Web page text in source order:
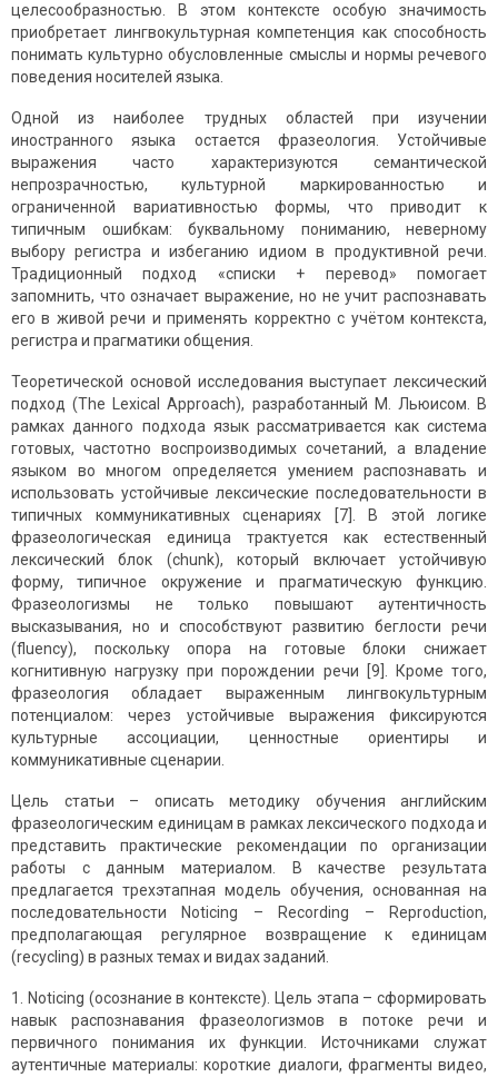
целесообразностью. В этом контексте особую значимость
приобретает лингвокультурная компетенция как способность
понимать культурно обусловленные смыслы и нормы речевого
поведения носителей языка.
Одной из наиболее трудных областей при изучении
иностранного языка остается фразеология. Устойчивые
выражения часто характеризуются семантической
непрозрачностью, культурной маркированностью и
ограниченной вариативностью формы, что приводит к
типичным ошибкам: буквальному пониманию, неверному
выбору регистра и избеганию идиом в продуктивной речи.
Традиционный подход «списки + перевод» помогает
запомнить, что означает выражение, но не учит распознавать
его в живой речи и применять корректно с учётом контекста,
регистра и прагматики общения.
Теоретической основой исследования выступает лексический
подход (The Lexical Approach), разработанный М. Льюисом. В
рамках данного подхода язык рассматривается как система
готовых, частотно воспроизводимых сочетаний, а владение
языком во многом определяется умением распознавать и
использовать устойчивые лексические последовательности в
типичных коммуникативных сценариях [7]. В этой логике
фразеологическая единица трактуется как естественный
лексический блок (chunk), который включает устойчивую
форму, типичное окружение и прагматическую функцию.
Фразеологизмы не только повышают аутентичность
высказывания, но и способствуют развитию беглости речи
(fluency), поскольку опора на готовые блоки снижает
когнитивную нагрузку при порождении речи [9]. Кроме того,
фразеология обладает выраженным лингвокультурным
потенциалом: через устойчивые выражения фиксируются
культурные ассоциации, ценностные ориентиры и
коммуникативные сценарии.
Цель статьи – описать методику обучения английским
фразеологическим единицам в рамках лексического подхода и
представить практические рекомендации по организации
работы с данным материалом. В качестве результата
предлагается трехэтапная модель обучения, основанная на
последовательности Noticing – Recording – Reproduction,
предполагающая регулярное возвращение к единицам
(recycling) в разных темах и видах заданий.
1. Noticing (осознание в контексте). Цель этапа – сформировать
навык распознавания фразеологизмов в потоке речи и
первичного понимания их функции. Источниками служат
аутентичные материалы: короткие диалоги, фрагменты видео,